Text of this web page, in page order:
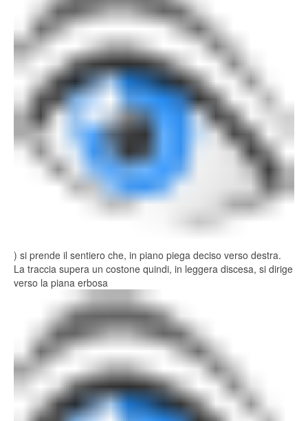
) si prende il sentiero che, in piano piega deciso verso destra.
La traccia supera un costone quindi, in leggera discesa, si dirige
verso la piana erbosa